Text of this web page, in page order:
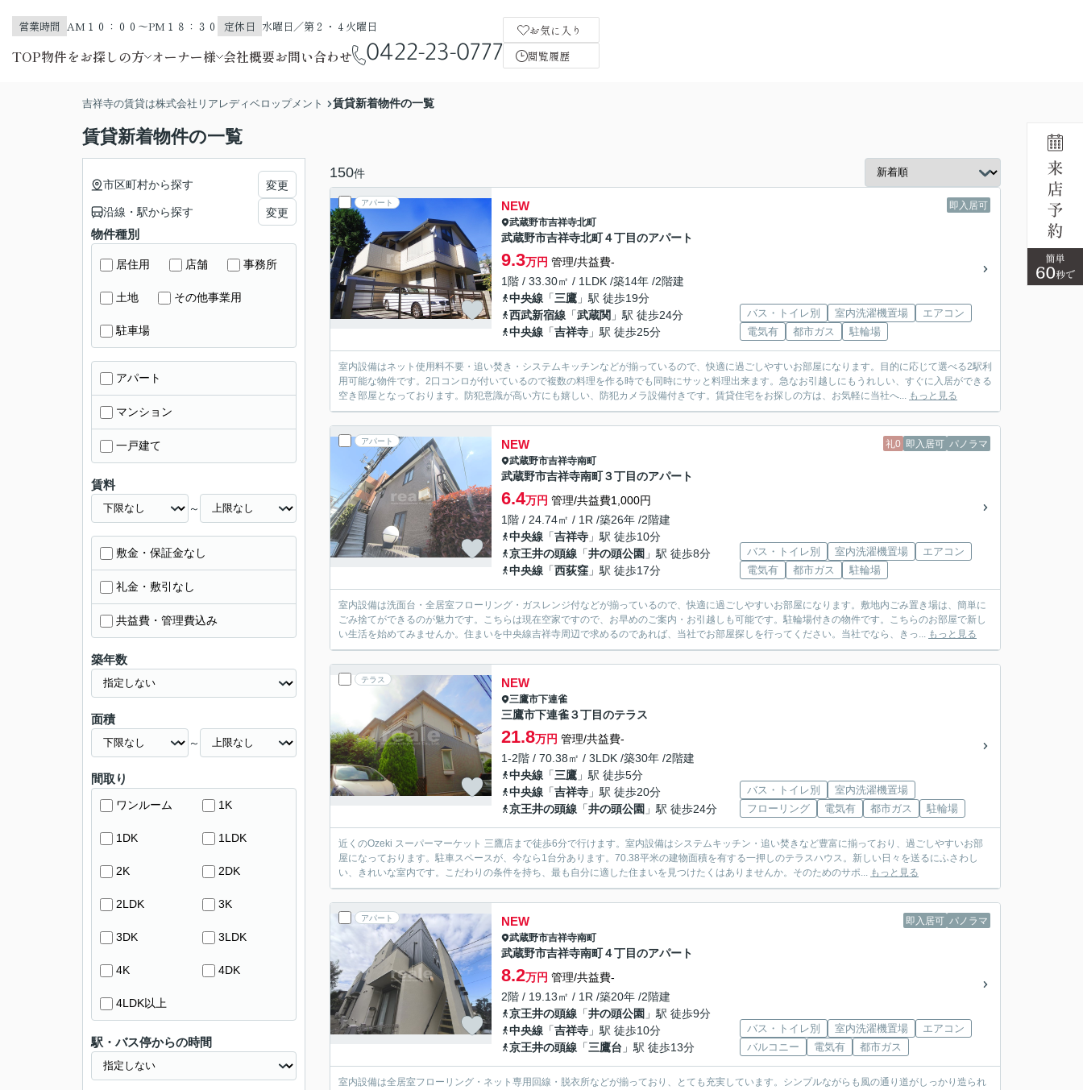
営業時間 AM１０：００～PM１８：３０ 定休日 水曜日／第２・４火曜日
TOP物件をお探しの方 オーナー様 会社概要お問い合わせ 0422-23-0777
お気に入り
閲覧履歴
吉祥寺の賃貸は株式会社リアレディベロップメント 賃貸新着物件の一覧
賃貸新着物件の一覧
150件
アパート 即入居可
NEW
武蔵野市吉祥寺北町
武蔵野市吉祥寺北町４丁目のアパート
9.3万円 管理/共益費-
1階 / 33.30㎡ / 1LDK /築14年 /2階建
中央線 「三鷹 」駅 徒歩19分
西武新宿線 「武蔵関 」駅 徒歩24分
中央線 「吉祥寺 」駅 徒歩25分
バス・トイレ別 室内洗濯機置場
エアコン
電気有
都市ガス 駐輪場
室内設備はネット使用料不要・追い焚き・システムキッチンなどが揃っているので、快適に過ごしやすいお部屋になります。目的に応じて選べる2駅利
用可能な物件です。2口コンロが付いているので複数の料理を作る時でも同時にサッと料理出来ます。急なお引越しにもうれしい、すぐに入居ができる
空き部屋となっております。防犯意識が高い方にも嬉しい、防犯カメラ設備付きです。賃貸住宅をお探しの方は、お気軽に当社へ... もっと見る
アパート 礼0 即入居可 パノラマ
NEW
武蔵野市吉祥寺南町
武蔵野市吉祥寺南町３丁目のアパート
6.4万円 管理/共益費1,000円
1階 / 24.74㎡ / 1R /築26年 /2階建
中央線 「吉祥寺 」駅 徒歩10分
京王井の頭線 「井の頭公園 」駅 徒歩8分
中央線 「西荻窪 」駅 徒歩17分
バス・トイレ別 室内洗濯機置場
エアコン
電気有
都市ガス 駐輪場
室内設備は洗面台・全居室フローリング・ガスレンジ付などが揃っているので、快適に過ごしやすいお部屋になります。敷地内ごみ置き場は、簡単に
ごみ捨てができるのが魅力です。こちらは現在空家ですので、お早めのご案内・お引越しも可能です。駐輪場付きの物件です。こちらのお部屋で新し
い生活を始めてみませんか。住まいを中央線吉祥寺周辺で求めるのであれば、当社でお部屋探しを行ってください。当社でなら、きっ... もっと見る
テラス NEW
三鷹市下連雀
三鷹市下連雀３丁目のテラス
21.8万円 管理/共益費-
1-2階 / 70.38㎡ / 3LDK /築30年 /2階建
中央線 「三鷹 」駅 徒歩5分
中央線 「吉祥寺 」駅 徒歩20分
京王井の頭線 「井の頭公園 」駅 徒歩24分
バス・トイレ別
室内洗濯機置場
フローリング
電気有 都市ガス 駐輪場
近くのOzeki スーパーマーケット 三鷹店まで徒歩6分で行けます。室内設備はシステムキッチン・追い焚きなど豊富に揃っており、過ごしやすいお部
屋になっております。駐車スペースが、今なら1台分あります。70.38平米の建物面積を有する一押しのテラスハウス。新しい日々を送るにふさわし
い、きれいな室内です。こだわりの条件を持ち、最も自分に適した住まいを見つけたくはありませんか。そのためのサポ... もっと見る
アパート 即入居可 パノラマ
NEW
武蔵野市吉祥寺南町
武蔵野市吉祥寺南町４丁目のアパート
8.2万円 管理/共益費-
2階 / 19.13㎡ / 1R /築20年 /2階建
京王井の頭線 「井の頭公園 」駅 徒歩9分
中央線 「吉祥寺 」駅 徒歩10分
京王井の頭線 「三鷹台 」駅 徒歩13分
バス・トイレ別 室内洗濯機置場
エアコン
バルコニー
電気有 都市ガス
室内設備は全居室フローリング・ネット専用回線・脱衣所などが揃っており、とても充実しています。シンプルながらも風の通り道がしっかり造られ
市区町村から探す 変更
沿線・駅から探す 変更
物件種別
居住用 店舗 事務所
土地 その他事業用
駐車場
アパート
マンション
一戸建て
賃料
～
敷金・保証金なし
礼金・敷引なし
共益費・管理費込み
築年数
面積
～
間取り
ワンルーム 1K
1DK 1LDK
2K 2DK
2LDK 3K
3DK 3LDK
4K 4DK
4LDK以上
駅・バス停からの時間